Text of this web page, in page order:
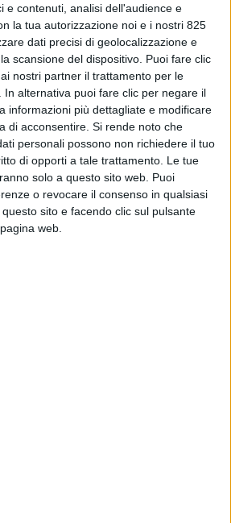
e contenuti, analisi dell'audience e
la tua autorizzazione noi e i nostri 825
dati precisi di geolocalizzazione e
scansione del dispositivo. Puoi fare clic
nostri partner il trattamento per le
In alternativa puoi fare clic per negare il
informazioni più dettagliate e modificare
di acconsentire. Si rende noto che
personali possono non richiedere il tuo
di opporti a tale trattamento. Le tue
solo a questo sito web. Puoi
o revocare il consenso in qualsiasi
sito e facendo clic sul pulsante
web.
cocaina per 3
all’aeroporto di